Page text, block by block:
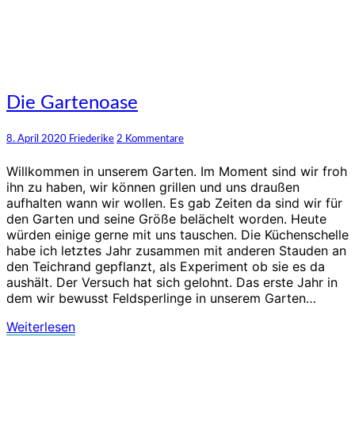
Die
Gartenoase
Die Gartenoase
8. April 2020 Friederike Kommentare
2 Kommentare
Willkommen in unserem Garten. Im Moment sind wir froh
ihn zu haben, wir können grillen und uns draußen
aufhalten wann wir wollen. Es gab Zeiten da sind wir für
den Garten und seine Größe belächelt worden. Heute
würden einige gerne mit uns tauschen. Die Küchenschelle
habe ich letztes Jahr zusammen mit anderen Stauden an
den Teichrand gepflanzt, als Experiment ob sie es da
aushält. Der Versuch hat sich gelohnt. Das erste Jahr in
dem wir bewusst Feldsperlinge in unserem Garten…
WeiterlesenWeiterlesen